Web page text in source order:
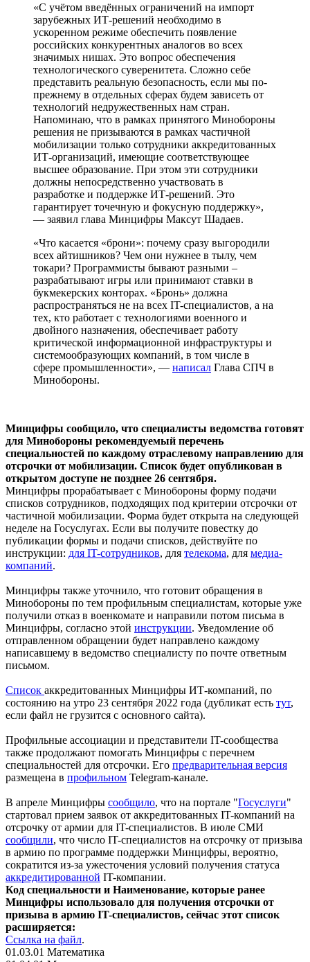
«С учётом введённых ограничений на импорт
зарубежных ИТ-решений необходимо в
ускоренном режиме обеспечить появление
российских конкурентных аналогов во всех
значимых нишах. Это вопрос обеспечения
технологического суверенитета. Сложно себе
представить реальную безопасность, если мы по-
прежнему в отдельных сферах будем зависеть от
технологий недружественных нам стран.
Напоминаю, что в рамках принятого Минобороны
решения не призываются в рамках частичной
мобилизации только сотрудники аккредитованных
ИТ-организаций, имеющие соответствующее
высшее образование. При этом эти сотрудники
должны непосредственно участвовать в
разработке и поддержке ИТ-решений. Это
гарантирует точечную и фокусную поддержку»,
— заявил глава Минцифры Максут Шадаев.
«Что касается «брони»: почему сразу выгородили
всех айтишников? Чем они нужнее в тылу, чем
токари? Программисты бывают разными –
разрабатывают игры или принимают ставки в
букмекерских конторах. «Бронь» должна
распространяться не на всех IT-специалистов, а на
тех, кто работает с технологиями военного и
двойного назначения, обеспечивает работу
критической информационной инфраструктуры и
системообразующих компаний, в том числе в
сфере промышленности», — написал Глава СПЧ в
Минобороны.
Минцифры сообщило, что специалисты ведомства готовят
для Минобороны рекомендуемый перечень
специальностей по каждому отраслевому направлению для
отсрочки от мобилизации. Список будет опубликован в
открытом доступе не позднее 26 сентября.
Минцифры прорабатывает с Минобороны форму подачи
списков сотрудников, подходящих под критерии отсрочки от
частичной мобилизации. Форма будет открыта на следующей
неделе на Госуслугах. Если вы получите повестку до
публикации формы и подачи списков, действуйте по
инструкции: для IT-сотрудников, для телекома, для медиа-
компаний.
Минцифры также уточнило, что готовит обращения в
Минобороны по тем профильным специалистам, которые уже
получили отказ в военкомате и направили потом письма в
Минцифры, согласно этой инструкции. Уведомление об
отправленном обращении будет направлено каждому
написавшему в ведомство специалисту по почте ответным
письмом.
Список аккредитованных Минцифры ИТ-компаний, по
состоянию на утро 23 сентября 2022 года (дубликат есть тут,
если файл не грузится с основного сайта).
Профильные ассоциации и представители IT-сообщества
также продолжают помогать Минцифры с перечнем
специальностей для отсрочки. Его предварительная версия
размещена в профильном Telegram-канале.
В апреле Минцифры сообщило, что на портале "Госуслуги"
стартовал прием заявок от аккредитованных IT-компаний на
отсрочку от армии для IT-специалистов. В июле СМИ
сообщили, что число IT-специалистов на отсрочку от призыва
в армию по программе поддержки Минцифры, вероятно,
сократится из-за ужесточения условий получения статуса
аккредитированной IT-компании.
Код специальности и Наименование, которые ранее
Минцифры использовало для получения отсрочки от
призыва в армию IT-специалистов, сейчас этот список
расширяется:
Ссылка на файл.
01.03.01 Математика